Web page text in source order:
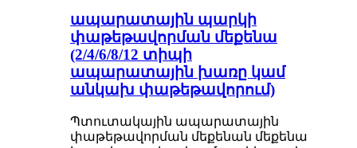
ապարատային պարկի
փաթեթավորման մեքենա
(2/4/6/8/12 տիպի
ապարատային խառը կամ
անկախ փաթեթավորում)
Պտուտակային ապարատային
փաթեթավորման մեքենան մեքենա